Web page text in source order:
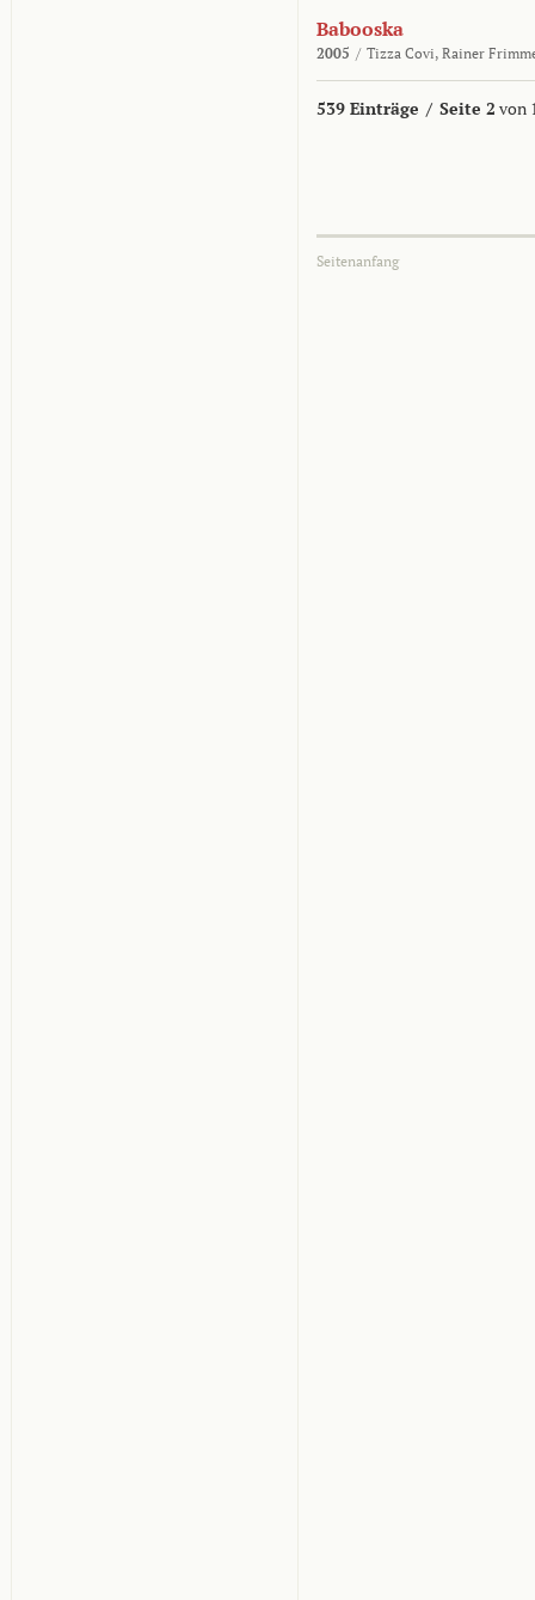
Babooska
2005 / Tizza Covi, Rainer
539 Einträge / Seite 2 von
Seitenanfang